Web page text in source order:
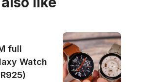
full
Watch